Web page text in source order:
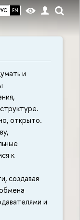
EN
и
открыто.
к
создавая
и